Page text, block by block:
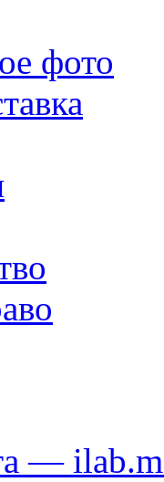
фото
—